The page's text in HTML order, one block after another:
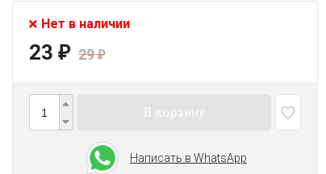
Нет в наличии
23 ₽ 29₽
Написать в WhatsApp